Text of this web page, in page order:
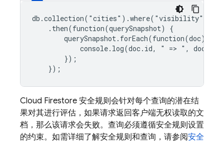
db.collection("cities").where("visibility",
    .then(function(querySnapshot) {
        querySnapshot.forEach(function(doc) {
console.log(doc.id, " => ",
        });
    });
Cloud Firestore 安全规则会针对每个查询的潜在结
果对其进行评估，如果请求返回客户端无权读取的文
档，那么该请求会失败。查询必须遵循安全规则设置
的约束。如需详细了解安全规则和查询，请参阅安全